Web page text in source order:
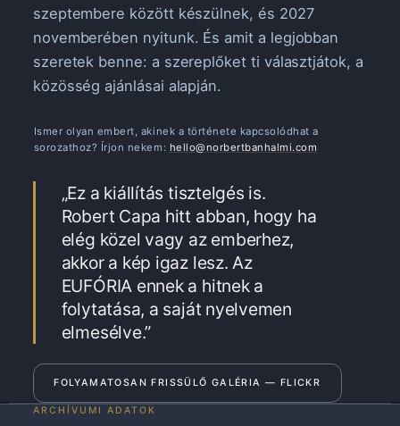
szeptembere között készülnek, és 2027
novemberében nyitunk. És amit a legjobban
szeretek benne: a szereplőket ti választjátok, a
közösség ajánlásai alapján.
Ismer olyan embert, akinek a története kapcsolódhat a
sorozathoz? Írjon nekem: hello@norbertbanhalmi.com
„Ez a kiállítás tisztelgés is.
Robert Capa hitt abban, hogy ha
elég közel vagy az emberhez,
akkor a kép igaz lesz. Az
EUFÓRIA ennek a hitnek a
folytatása, a saját nyelvemen
elmesélve.”
FOLYAMATOSAN FRISSÜLŐ GALÉRIA — FLICKR
ARCHÍVUMI ADATOK